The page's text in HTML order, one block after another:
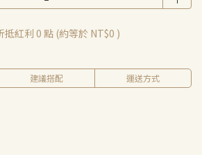
抵紅利 0 點 (約等於 NT$0 )
建議搭配 運送方式